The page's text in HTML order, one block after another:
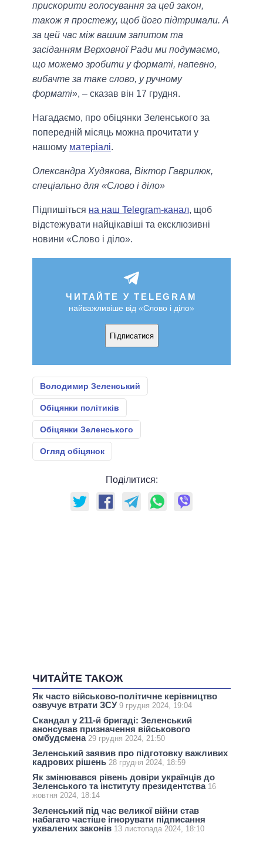
прискорити голосування за цей закон,
також я простежу, щоб його підтримали. А
за цей час між вашим запитом та
засіданням Верховної Ради ми подумаємо,
що можемо зробити у форматі, напевно,
вибачте за таке слово, у ручному
форматі», – сказав він 17 грудня.
Нагадаємо, про обіцянки Зеленського за
попередній місяць можна прочитати у
нашому матеріалі.
Олександра Худякова, Віктор Гаврилюк,
спеціально для «Слово і діло»
Підпишіться на наш Telegram-канал, щоб
відстежувати найцікавіші та ексклюзивні
новини «Слово і діло».
ЧИТАЙТЕ У TELEGRAM
найважливіше від «Слово і діло»
Підписатися
Володимир Зеленський
Обіцянки політиків
Обіцянки Зеленського
Огляд обіцянок
Поділитися:
ЧИТАЙТЕ ТАКОЖ
Як часто військово-політичне керівництво
озвучує втрати ЗСУ 9 грудня 2024, 19:04
Скандал у 211-й бригаді: Зеленський
анонсував призначення військового
омбудсмена 29 грудня 2024, 21:50
Зеленський заявив про підготовку важливих
кадрових рішень 28 грудня 2024, 18:59
Як змінювався рівень довіри українців до
Зеленського та інституту президентства 16
жовтня 2024, 18:14
Зеленський під час великої війни став
набагато частіше ігнорувати підписання
ухвалених законів 13 листопада 2024, 18:10